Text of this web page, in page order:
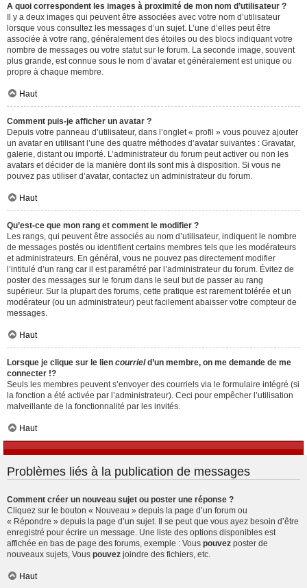
A quoi correspondent les images à proximité de mon nom d’utilisateur ?
Il y a deux images qui peuvent être associées avec votre nom d’utilisateur
lorsque vous consultez les messages d’un sujet. L’une d’elles peut être
associée à votre rang, généralement des étoiles ou des blocs indiquant votre
nombre de messages ou votre statut sur le forum. La seconde image, souvent
plus grande, est connue sous le nom d’avatar et généralement est unique ou
propre à chaque membre.
Haut
Comment puis-je afficher un avatar ?
Depuis votre panneau d’utilisateur, dans l’onglet « profil » vous pouvez ajouter
un avatar en utilisant l’une des quatre méthodes d’avatar suivantes : Gravatar,
galerie, distant ou importé. L’administrateur du forum peut activer ou non les
avatars et décider de la manière dont ils sont mis à disposition. Si vous ne
pouvez pas utiliser d’avatar, contactez un administrateur du forum.
Haut
Qu’est-ce que mon rang et comment le modifier ?
Les rangs, qui peuvent être associés au nom d’utilisateur, indiquent le nombre
de messages postés ou identifient certains membres tels que les modérateurs
et administrateurs. En général, vous ne pouvez pas directement modifier
l’intitulé d’un rang car il est paramétré par l’administrateur du forum. Évitez de
poster des messages sur le forum dans le seul but de passer au rang
supérieur. Sur la plupart des forums, cette pratique est rarement tolérée et un
modérateur (ou un administrateur) peut facilement abaisser votre compteur de
messages.
Haut
Lorsque je clique sur le lien courrield’un membre, on me demande de me
connecter !?
Seuls les membres peuvent s’envoyer des courriels via le formulaire intégré (si
la fonction a été activée par l’administrateur). Ceci pour empêcher l’utilisation
malveillante de la fonctionnalité par les invités.
Haut
Problèmes liés à la publication de messages
Comment créer un nouveau sujet ou poster une réponse ?
Cliquez sur le bouton « Nouveau » depuis la page d’un forum ou
« Répondre » depuis la page d’un sujet. Il se peut que vous ayez besoin d’être
enregistré pour écrire un message. Une liste des options disponibles est
affichée en bas de page des forums, exemple : Vous pouvez poster de
nouveaux sujets, Vous pouvez joindre des fichiers, etc.
Haut